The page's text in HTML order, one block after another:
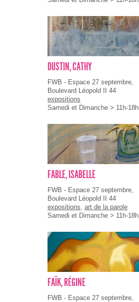
DUSTIN, CATHY
FWB - Espace 27 septembre,
Boulevard Léopold II 44
expositions
Samedi et Dimanche > 11h-18h
FABLE, ISABELLE
FWB - Espace 27 septembre,
Boulevard Léopold II 44
expositions, art de la parole
Samedi et Dimanche > 11h-18h
FAÏK, RÉGINE
FWB - Espace 27 septembre,